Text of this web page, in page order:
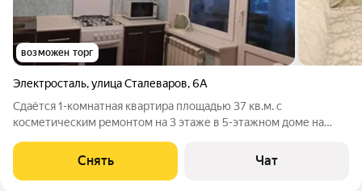
возможен торг
Электросталь,улица Сталеваров,6А
Сдаётся 1-комнатная квартира площадью 37 кв.м. с
косметическим ремонтом на 3 этаже в 5-этажном доме на
счетчикам оплачиваются дополнительно.
Снять Чат